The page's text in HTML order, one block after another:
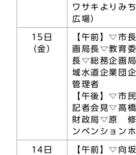
ワサキよりみ
広場）
15日
（金）
【午前】▽市
画局長▽教育
長▽総務企画
域水道企業団
管理者
【午後】▽市
記者会見▽高
財政局▽原 修
ンベンションホ
14日
【午前】▽向